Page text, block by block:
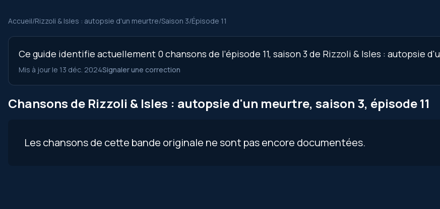
Accueil/Rizzoli & Isles : autopsie d'un meurtre/Saison 3/Épisode 11
Ce guide identifie actuellement 0 chansons de l’épisode 11, saison 3 de Rizzoli & Isles : autopsie
Mis à jour le 13 déc. 2024Signaler une correction
Chansons de Rizzoli & Isles : autopsie d'un meurtre, saison 3, épisode 11
Les chansons de cette bande originale ne sont pas encore documentées.